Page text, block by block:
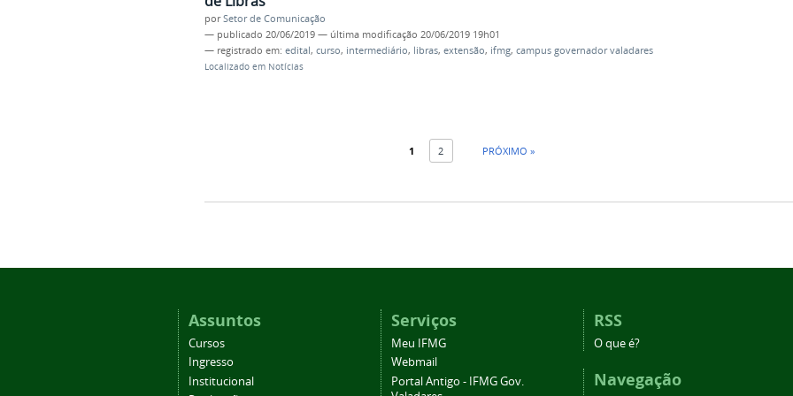
porSetor de Comunicação
— publicado 20/06/2019 — última modificação 20/06/2019 19h01
— registrado em: edital, curso, intermediário, libras, extensão, ifmg, campus governador valadares
Localizado em Notícias
1 2 PRÓXIMO »
Assuntos
Cursos
Ingresso
Institucional
Serviços
Meu IFMG
Webmail
Portal Antigo - IFMG Gov.
RSS
O que é?
Navegação